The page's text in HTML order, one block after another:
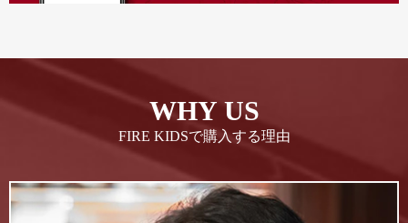
WHY US
FIRE KIDSで購入する理由